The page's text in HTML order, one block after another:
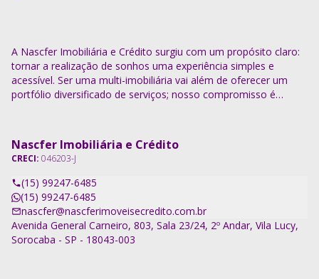
A Nascfer Imobiliária e Crédito surgiu com um propósito claro:
tornar a realização de sonhos uma experiência simples e
acessível. Ser uma multi-imobiliária vai além de oferecer um
portfólio diversificado de serviços; nosso compromisso é
Nascfer Imobiliária e Crédito
CRECI: 046203-J
(15) 99247-6485
(15) 99247-6485
nascfer@nascferimoveisecredito.com.br
Avenida General Carneiro, 803, Sala 23/24, 2º Andar, Vila Lucy,
Sorocaba - SP - 18043-003